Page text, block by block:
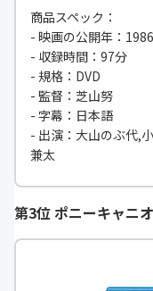
商品スペック：
- 映画の公開年：
- 収録時間：97分
- 規格：DVD
- 監督：芝山努
- 字幕：日本語
- 出演：大山のぶ代,
兼太
第3位 ポニーキャニ